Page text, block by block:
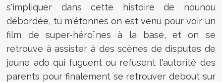
s'impliquer dans cette histoire de nounou
débordée, tu m'étonnes on est venu pour voir un
film de super-héroïnes à la base, et on se
retrouve à assister à des scènes de disputes de
jeune ado qui fuguent ou refusent l'autorité des
parents pour finalement se retrouver debout sur